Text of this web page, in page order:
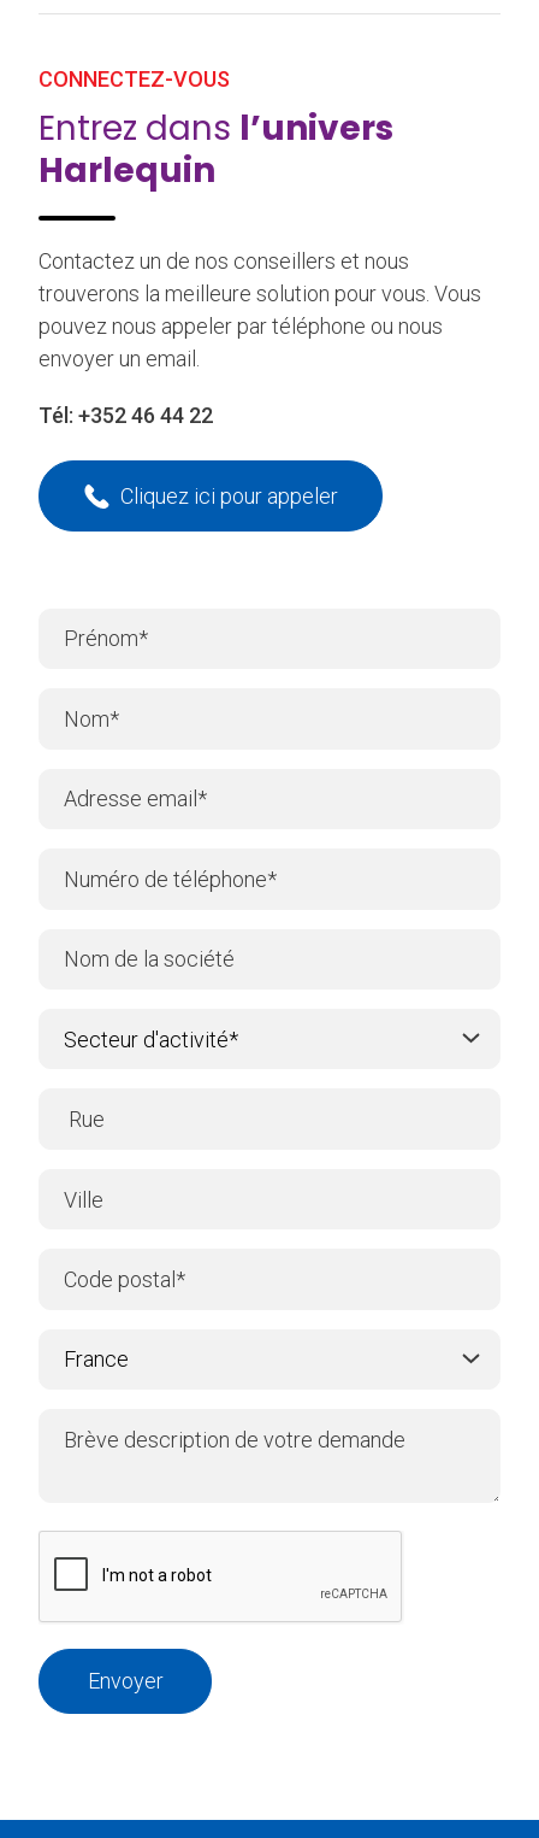
CONNECTEZ-VOUS
Entrez dans l’univers
Harlequin
Contactez un de nos conseillers et nous
trouverons la meilleure solution pour vous. Vous
pouvez nous appeler par téléphone ou nous
envoyer un email.
Tél: +352 46 44 22
Cliquez ici pour appeler
Envoyer